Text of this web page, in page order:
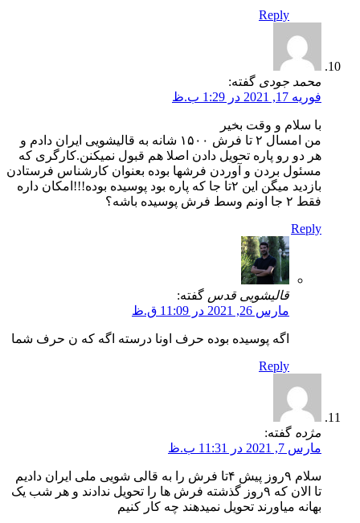
Reply
محمد جودی گفته:
فوریه 17, 2021 در 1:29 ب.ظ
با سلام و وقت بخیر
من امسال ۲ تا فرش ۱۵۰۰ شانه به قالیشویی ایران دادم و
هر دو رو پاره تحویل دادن اصلا هم قبول نمیکنن.کارگری که
مسئول بردن و آوردن فرشها بوده بعنوان کارشناس فرستادن
بازدید میگن این ۲تا جا که پاره بود پوسیده بوده!!!امکان داره
فقط ۲ جا اونم وسط فرش پوسیده باشه؟
Reply
قالیشویی قدس گفته:
مارس 26, 2021 در 11:09 ق.ظ
اگه پوسیده بوده حرف اونا درسته اگه که ن حرف شما
Reply
مژده گفته:
مارس 7, 2021 در 11:31 ب.ظ
سلام ۹روز پیش ۴تا فرش را به قالی شویی ملی ایران دادیم
تا الان که ۹روز گذشته فرش ها را تحویل ندادند و هر شب یک
بهانه میاورند تحویل نمیدهند چه کار کنیم